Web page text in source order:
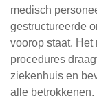
medisch
gestructureerde
voorop staat.
procedures
ziekenhuis en
alle betrokkenen.